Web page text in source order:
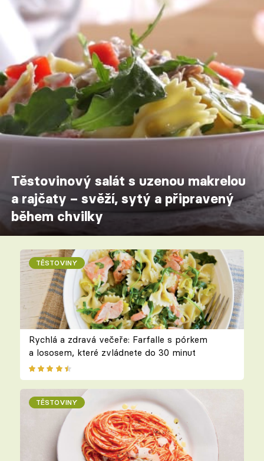
Těstovinový salát s uzenou makrelou
a rajčaty – svěží, sytý a připravený
během chvilky
TĚSTOVINY
Rychlá a zdravá večeře: Farfalle s pórkem
a lososem, které zvládnete do 30 minut
TĚSTOVINY